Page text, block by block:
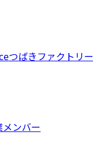
つばきファクトリー
ンバー